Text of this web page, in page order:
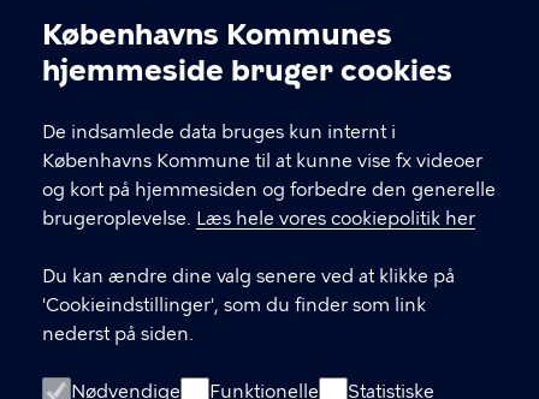
Cookieindstillinger
Københavns Kommunes
hjemmeside bruger cookies
De indsamlede data bruges kun internt i
Københavns Kommune til at kunne vise fx videoer
og kort på hjemmesiden og forbedre den generelle
brugeroplevelse. Læs hele vores cookiepolitik her
Du kan ændre dine valg senere ved at klikke på
'Cookieindstillinger', som du finder som link
nederst på siden.
Nødvendige Funktionelle Statistiske
kan du kontakte bydelsleder Alexander Karl
Lehmann via e-mail: IR4E@kk.dk
KONTAKT
Nyropsgade 3, 1602 København V
LINKS
Om os